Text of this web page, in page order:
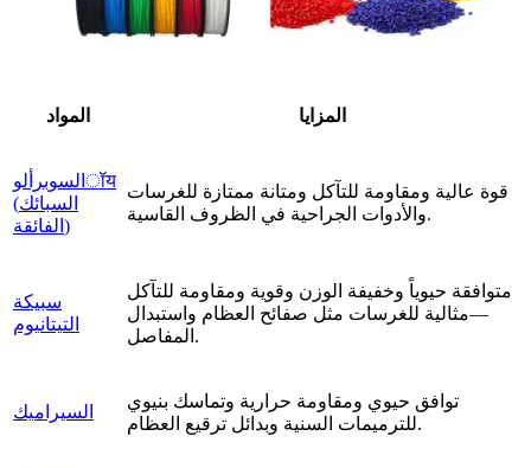
المواد المزايا
السوبرألوॉय
(السبائك
الفائقة)
قوة عالية ومقاومة للتآكل ومتانة ممتازة للغرسات
والأدوات الجراحية في الظروف القاسية.
سبيكة
التيتانيوم
متوافقة حيوياً وخفيفة الوزن وقوية ومقاومة للتآكل
—مثالية للغرسات مثل صفائح العظام واستبدال
المفاصل.
السيراميك
توافق حيوي ومقاومة حرارية وتماسك بنيوي
للترميمات السنية وبدائل ترقيع العظام.